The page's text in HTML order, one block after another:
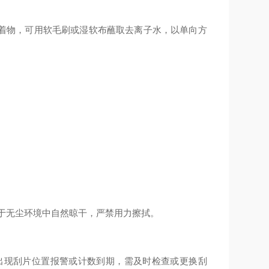
，可用软毛刷或湿软布蘸取去离子水，以单向方
尘环境中自然晾干，严禁用力擦拭。
片位置报警或计数到期，需及时检查或更换刮